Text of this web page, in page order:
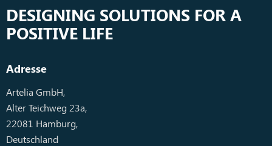
DESIGNING SOLUTIONS FOR A
POSITIVE LIFE
Adresse
Artelia GmbH,
Alter Teichweg 23a,
22081 Hamburg,
Deutschland